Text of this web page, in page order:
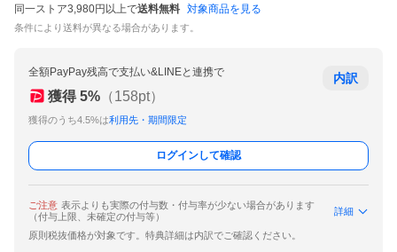
同一ストア3,980円以上で送料無料 対象商品を見る
条件により送料が異なる場合があります。
全額PayPay残高で支払い&LINEと連携で
獲得 5% （158pt）
獲得のうち4.5%は利用先・期間限定
内訳
ログインして確認
ご注意 表示よりも実際の付与数・付与率が少ない場合があります
（付与上限、未確定の付与等）
詳細
原則税抜価格が対象です。特典詳細は内訳でご確認ください。